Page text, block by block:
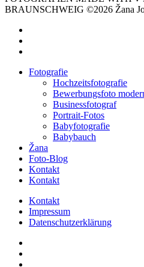
BRAUNSCHWEIG ©2026 Žana
Close
Fotografie
Hochzeitsfotografie
Bewerbungsfoto
Businessfotograf
Portrait-Fotos
Babyfotografie
Babybauch
Žana
Foto-Blog
Kontakt
Kontakt
Kontakt
Impressum
Datenschutzerklärung